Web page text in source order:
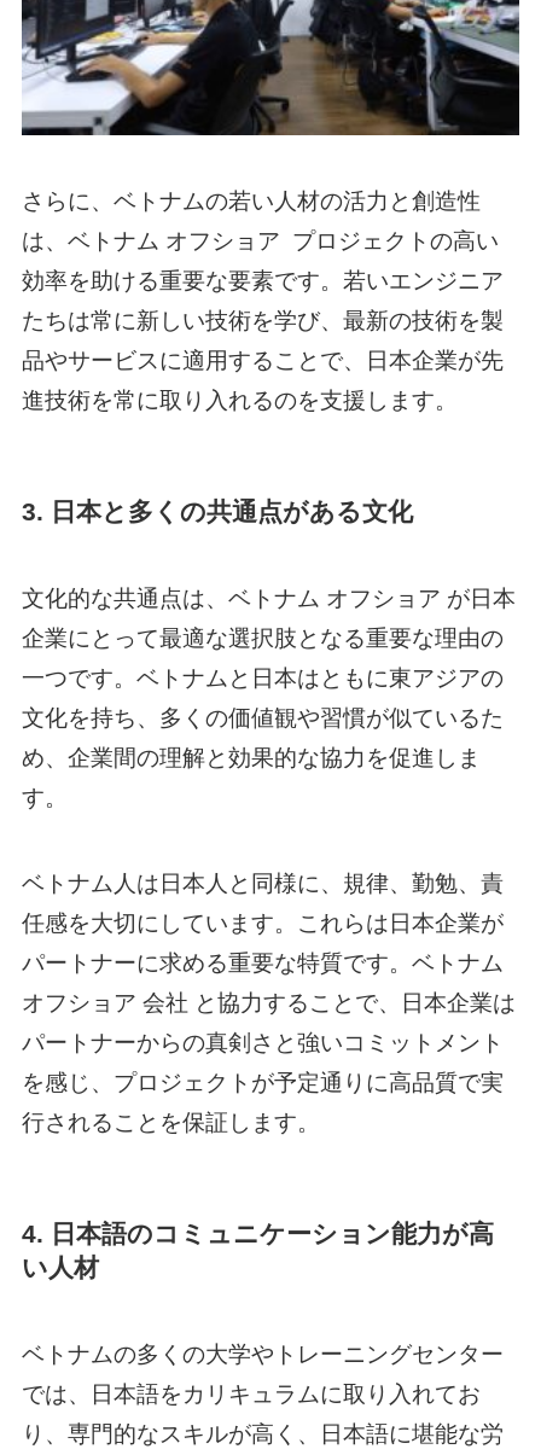
さらに、ベトナムの若い人材の活力と創造性
は、 ベトナム オフショア プロジェクトの高い
効率を助ける重要な要素です。若いエンジニア
たちは常に新しい技術を学び、最新の技術を製
品やサービスに適用することで、日本企業が先
進技術を常に取り入れるのを支援します。
3. 日本と多くの共通点がある文化
文化的な共通点は、 ベトナム オフショア が日本
企業にとって最適な選択肢となる重要な理由の
一つです。ベトナムと日本はともに東アジアの
文化を持ち、多くの価値観や習慣が似ているた
め、企業間の理解と効果的な協力を促進しま
す。
ベトナム人は日本人と同様に、規律、勤勉、責
任感を大切にしています。これらは日本企業が
パートナーに求める重要な特質です。 ベトナム
オフショア 会社 と協力することで、日本企業は
パートナーからの真剣さと強いコミットメント
を感じ、プロジェクトが予定通りに高品質で実
行されることを保証します。
4. 日本語のコミュニケーション能力が高
い人材
ベトナムの多くの大学やトレーニングセンター
では、日本語をカリキュラムに取り入れてお
り、専門的なスキルが高く、日本語に堪能な労